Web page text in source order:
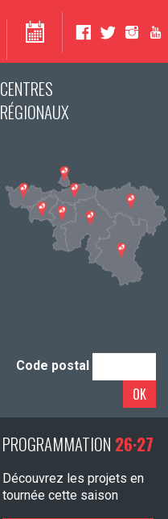
CENTRES
RÉGIONAUX
Code postal
OK
PROGRAMMATION 26·27
Découvrez les projets en
tournée cette saison